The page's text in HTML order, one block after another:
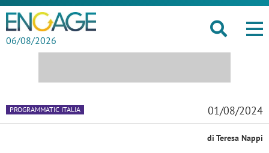
06/08/2026
PROGRAMMATIC ITALIA 01/08/2024
di Teresa Nappi